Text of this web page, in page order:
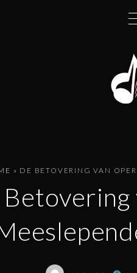
» DE BETOVERING VAN